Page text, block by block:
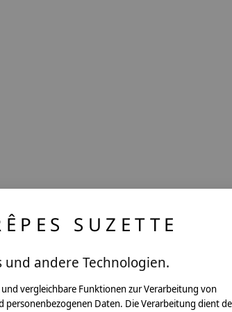
SUZETTE
und andere Technologien.
vergleichbare Funktionen zur Verarbeitung von
Daten. Die Verarbeitung dient